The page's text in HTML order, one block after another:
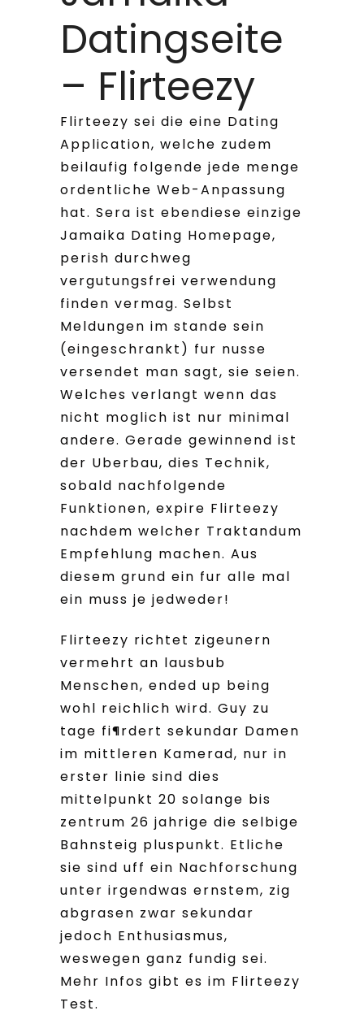
Datingseite
– Flirteezy
Flirteezy sei die eine Dating
Application, welche zudem
beilaufig folgende jede menge
ordentliche Web-Anpassung
hat. Sera ist ebendiese einzige
Jamaika Dating Homepage,
perish durchweg
vergutungsfrei verwendung
finden vermag. Selbst
Meldungen im stande sein
(eingeschrankt) fur nusse
versendet man sagt, sie seien.
Welches verlangt wenn das
nicht moglich ist nur minimal
andere. Gerade gewinnend ist
der Uberbau, dies Technik,
sobald nachfolgende
Funktionen, expire Flirteezy
nachdem welcher Traktandum
Empfehlung machen. Aus
diesem grund ein fur alle mal
ein muss je jedweder!
Flirteezy richtet zigeunern
vermehrt an lausbub
Menschen, ended up being
wohl reichlich wird. Guy zu
tage fi¶rdert sekundar Damen
im mittleren Kamerad, nur in
erster linie sind dies
mittelpunkt 20 solange bis
zentrum 26 jahrige die selbige
Bahnsteig pluspunkt. Etliche
sie sind uff ein Nachforschung
unter irgendwas ernstem, zig
abgrasen zwar sekundar
jedoch Enthusiasmus,
weswegen ganz fundig sei.
Mehr Infos gibt es im Flirteezy
Test.